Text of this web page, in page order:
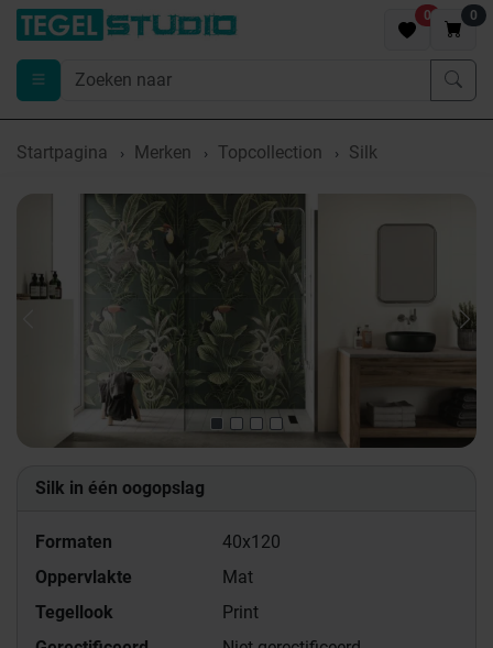
0 0
Startpagina Merken Topcollection Silk
Silk in één oogopslag
Formaten
40x120
Oppervlakte
Mat
Tegellook
Print